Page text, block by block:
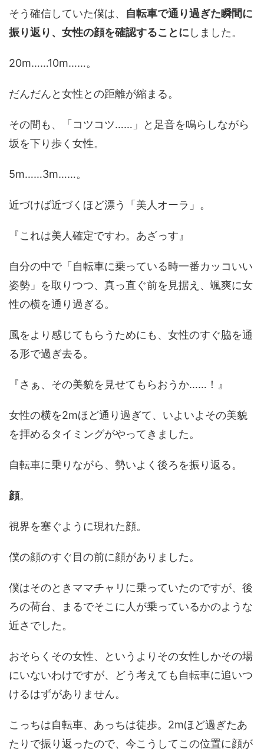
そう確信していた僕は、 自転車で通り過ぎた瞬間に
振り返り、女性の顔を確認することに しました。
20m……10m……。
だんだんと女性との距離が縮まる。
その間も、「コツコツ……」と足音を鳴らしながら
坂を下り歩く女性。
5m……3m……。
近づけば近づくほど漂う「美人オーラ」。
『これは美人確定ですわ。あざっす』
自分の中で「自転車に乗っている時一番カッコいい
姿勢」を取りつつ、真っ直ぐ前を見据え、颯爽に女
性の横を通り過ぎる。
風をより感じてもらうためにも、女性のすぐ脇を通
る形で過ぎ去る。
『さぁ、その美貌を見せてもらおうか……！』
女性の横を2mほど通り過ぎて、いよいよその美貌
を拝めるタイミングがやってきました。
自転車に乗りながら、勢いよく後ろを振り返る。
顔。
視界を塞ぐように現れた顔。
僕の顔のすぐ目の前に顔がありました。
僕はそのときママチャリに乗っていたのですが、後
ろの荷台、まるでそこに人が乗っているかのような
近さでした。
おそらくその女性、というよりその女性しかその場
にいないわけですが、どう考えても自転車に追いつ
けるはずがありません。
こっちは自転車、あっちは徒歩。2mほど過ぎたあ
たりで振り返ったので、今こうしてこの位置に顔が